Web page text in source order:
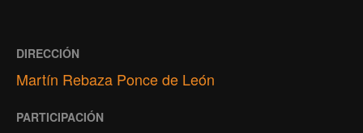
DIRECCIÓN
Martín Rebaza Ponce de León
PARTICIPACIÓN